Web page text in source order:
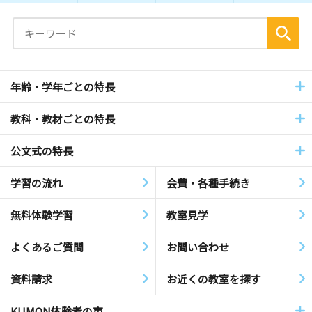
年齢・学年ごとの特長
教科・教材ごとの特長
公文式の特長
学習の流れ 会費・各種手続き
無料体験学習 教室見学
よくあるご質問 お問い合わせ
資料請求 お近くの教室を探す